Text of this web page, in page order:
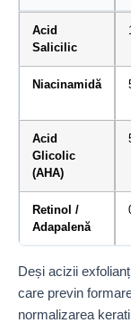
Acid
Salicilic
Niacinamidă
Acid
Glicolic
(AHA)
Retinol /
Adapalenă
Deși acizii
care previn
normalizarea